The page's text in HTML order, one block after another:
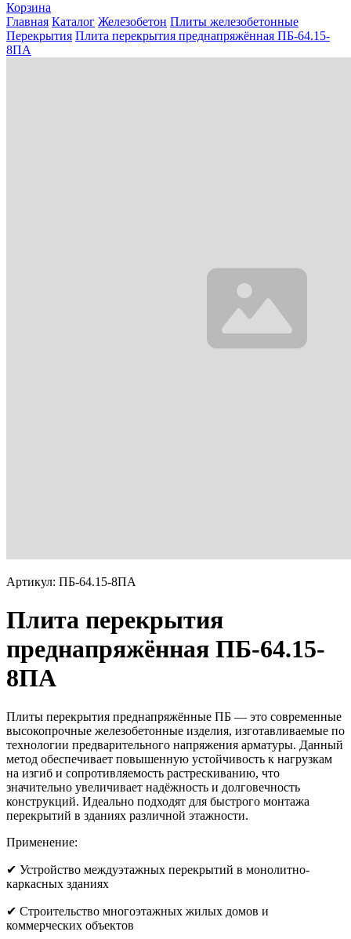
Корзина
Главная Каталог Железобетон Плиты железобетонные
Перекрытия Плита перекрытия преднапряжённая ПБ-64.15-
8ПА
Артикул: ПБ-64.15-8ПА
Плита перекрытия
преднапряжённая ПБ-64.15-
8ПА
Плиты перекрытия преднапряжённые ПБ — это современные
высокопрочные железобетонные изделия, изготавливаемые по
технологии предварительного напряжения арматуры. Данный
метод обеспечивает повышенную устойчивость к нагрузкам
на изгиб и сопротивляемость растрескиванию, что
значительно увеличивает надёжность и долговечность
конструкций. Идеально подходят для быстрого монтажа
перекрытий в зданиях различной этажности.
Применение:
✔ Устройство междуэтажных перекрытий в монолитно-
каркасных зданиях
✔ Строительство многоэтажных жилых домов и
коммерческих объектов